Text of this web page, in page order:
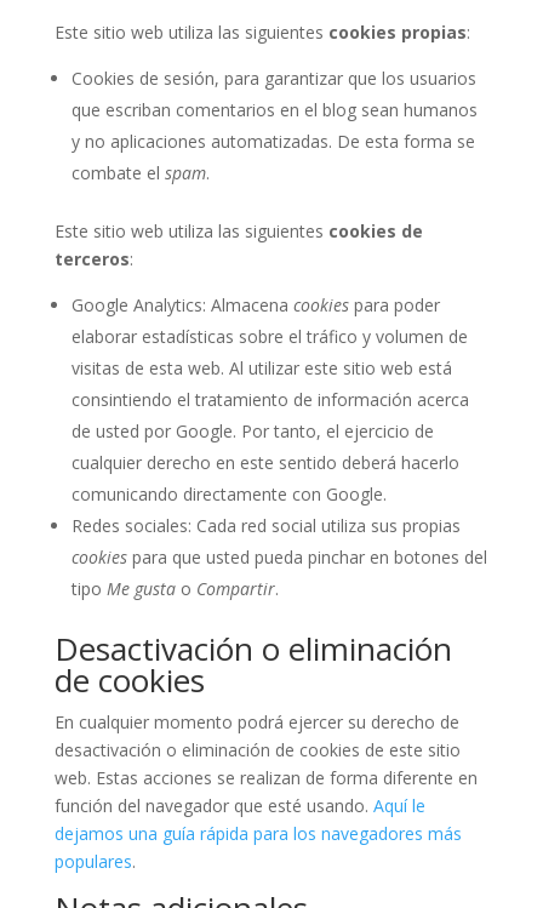
Este sitio web utiliza las siguientes cookies propias:
Cookies de sesión, para garantizar que los usuarios
que escriban comentarios en el blog sean humanos
y no aplicaciones automatizadas. De esta forma se
combate el spam.
Este sitio web utiliza las siguientes cookies de
terceros:
Google Analytics: Almacena cookiespara poder
elaborar estadísticas sobre el tráfico y volumen de
visitas de esta web. Al utilizar este sitio web está
consintiendo el tratamiento de información acerca
de usted por Google. Por tanto, el ejercicio de
cualquier derecho en este sentido deberá hacerlo
comunicando directamente con Google.
Redes sociales: Cada red social utiliza sus propias
cookiespara que usted pueda pinchar en botones del
tipo Me gustao Compartir.
Desactivación o eliminación
de cookies
En cualquier momento podrá ejercer su derecho de
desactivación o eliminación de cookies de este sitio
web. Estas acciones se realizan de forma diferente en
función del navegador que esté usando. Aquí le
dejamos una guía rápida para los navegadores más
populares.